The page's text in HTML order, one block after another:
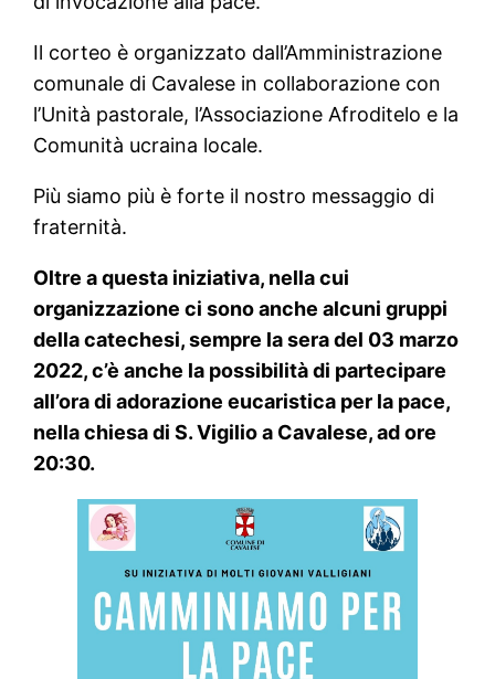
Il corteo è organizzato dall’Amministrazione
comunale di Cavalese in collaborazione con
l’Unità pastorale, l’Associazione Afroditelo e la
Comunità ucraina locale.
Più siamo più è forte il nostro messaggio di
fraternità.
Oltre a questa iniziativa, nella cui
organizzazione ci sono anche alcuni gruppi
della catechesi, sempre la sera del 03 marzo
2022, c’è anche la possibilità di partecipare
all’ora di adorazione eucaristica per la pace,
nella chiesa di S. Vigilio a Cavalese, ad ore
20:30.